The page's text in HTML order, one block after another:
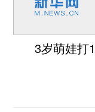
3岁萌娃打